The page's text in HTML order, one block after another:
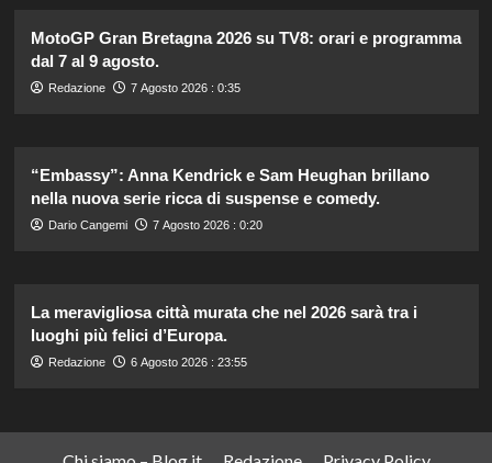
MotoGP Gran Bretagna 2026 su TV8: orari e programma
dal 7 al 9 agosto.
Redazione 7 Agosto 2026 : 0:35
“Embassy”: Anna Kendrick e Sam Heughan brillano
nella nuova serie ricca di suspense e comedy.
Dario Cangemi 7 Agosto 2026 : 0:20
La meravigliosa città murata che nel 2026 sarà tra i
luoghi più felici d’Europa.
Redazione 6 Agosto 2026 : 23:55